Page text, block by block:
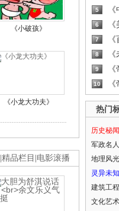
《小破孩》
《小龙大功夫》
精品栏目 电影滚播
5
6
7
8
9
10
热门
历史秘闻
军政名人
地理风光
灵异未知
建筑工程
文化艺术